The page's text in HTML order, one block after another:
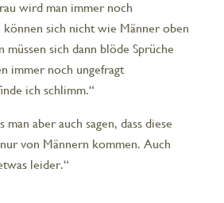
wird man immer noch
können sich nicht wie Männer oben
müssen sich dann blöde Sprüche
immer noch ungefragt
ich schlimm.“
man aber auch sagen, dass diese
von Männern kommen. Auch
leider.“